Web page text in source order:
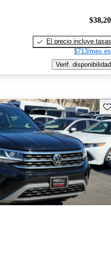
El precio incluye tasas
$713/mes
Verif. disponibilidad